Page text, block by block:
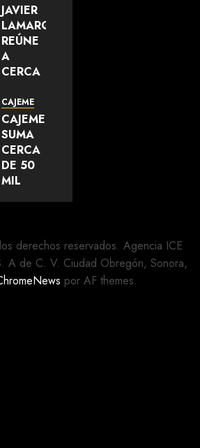
JAVIER
LAMARQUE
REÚNE
A
CERCA
LÍDERES
DEL
SUR DE
SONORA
Y
FORTALECE
MOVIMIENTO
AGOSTO 5,
2026
CAJEME
CAJEME
SUMA
CERCA
DE 50
MIL
CALLES
REHABILITADAS
AGOSTO 5,
derechos reservados. Agencia ICE
A de C. V. Ciudad Obregón, Sonora,
por AF themes.